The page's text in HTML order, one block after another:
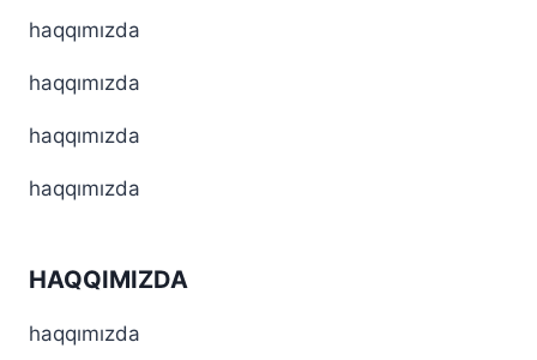
haqqımızda
haqqımızda
haqqımızda
haqqımızda
HAQQIMIZDA
haqqımızda